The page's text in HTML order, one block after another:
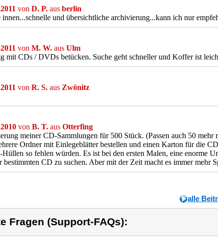
von D. P. aus berlin
und übersichtliche archivierung...kann ich nur
von M. W. aus Ulm
mit CDs / DVDs betücken. Suche geht schneller und Koffer ist
von R. S. aus Zwönitz
von B. T. aus Otterfing
meiner CD-Sammlungen für 500 Stück. (Passen auch 50 mehr
Ordner mit Einlegeblätter bestellen und einen Karton für die
so fehlen würden. Es ist bei den ersten Malen, eine enorme
bestimmten CD zu suchen. Aber mit der Zeit macht es immer mehr
alle
Fragen (Support-FAQs):